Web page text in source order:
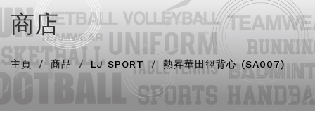
為什麼選擇我們？
我們的客戶
籃球
跑步 / 田徑 hot
龍舟 hot
羽毛球 / 網球
POLO 恤
熱昇華服裝 hot
衛衣
熱昇華強力吸水毛巾
棒球帽
索繩袋
竹炭運動布功能
了解熱昇華印花 hot
常用字體
不同的服裝印刷方式及特點
商店
主頁 商品 LJ SPORT 熱昇華田徑背心 (SA007)